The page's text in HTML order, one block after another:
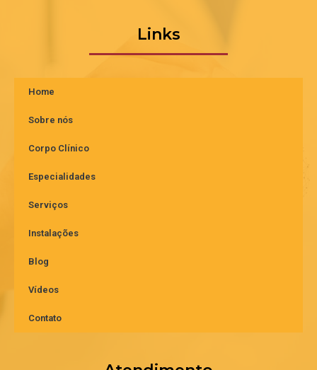
Links
Home
Sobre nós
Corpo Clínico
Especialidades
Serviços
Instalações
Blog
Vídeos
Contato